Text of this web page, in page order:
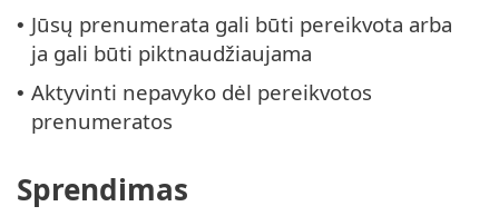
• Jūsų prenumerata gali būti pereikvota arba
ja gali būti piktnaudžiaujama
• Aktyvinti nepavyko dėl pereikvotos
prenumeratos
Sprendimas